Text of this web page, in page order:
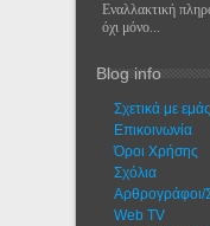
Εναλλακτική
όχι μόνο...
Blog info
Σχετικά με εμάς
Eπικοινωνία
Όροι Χρήσης
Σχόλια
Αρθρογράφοι/
Web TV